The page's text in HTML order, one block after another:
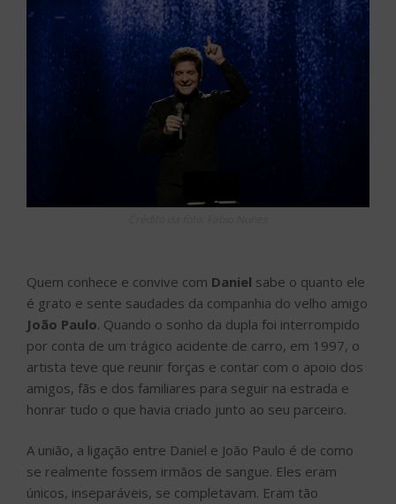
Quem conhece e convive com Daniel sabe o quanto ele
é grato e sente saudades da companhia do velho amigo
João Paulo. Quando o sonho da dupla foi interrompido
por conta de um trágico acidente de carro, em 1997, o
artista teve que reunir forças e contar com o apoio dos
amigos, fãs e dos familiares para seguir na estrada e
honrar tudo o que havia criado junto ao seu parceiro.
A união, a ligação entre Daniel e João Paulo é de como
se realmente fossem irmãos de sangue. Eles eram
únicos, inseparáveis, se completavam. Eram tão